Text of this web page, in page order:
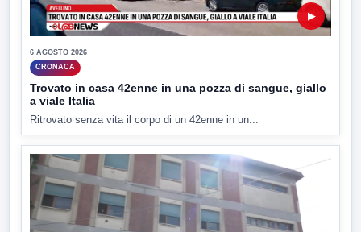
▶
6 AGOSTO 2026
CRONACA
Trovato in casa 42enne in una pozza di sangue, giallo
a viale Italia
Ritrovato senza vita il corpo di un 42enne in un...